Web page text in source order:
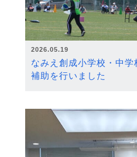
2026.05.19
なみえ創成小学校・中
補助を行いました